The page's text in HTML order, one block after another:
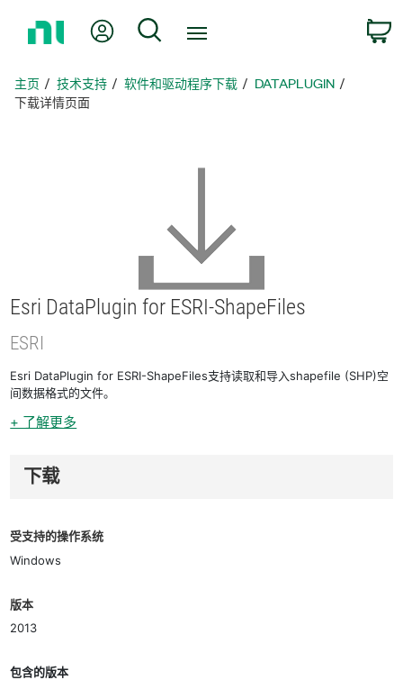
页
我的账户 搜索
主页 技术支持 软件和驱动程序下载
DATAPLUGIN
下载详情页面
Esri DataPlugin for ESRI-ShapeFiles
ESRI
Esri DataPlugin for ESRI-ShapeFiles支持读取和导入shapefile (SHP)空
间数据格式的文件。
+ 了解更多
下载
受支持的操作系统
Windows
版本
2013
包含的版本